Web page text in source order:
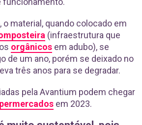
o material, quando colocado em
(infraestrutura que
orgânicos em adubo), se
de um ano, porém se deixado no
três anos para se degradar.
pela Avantium podem chegar
em 2023.